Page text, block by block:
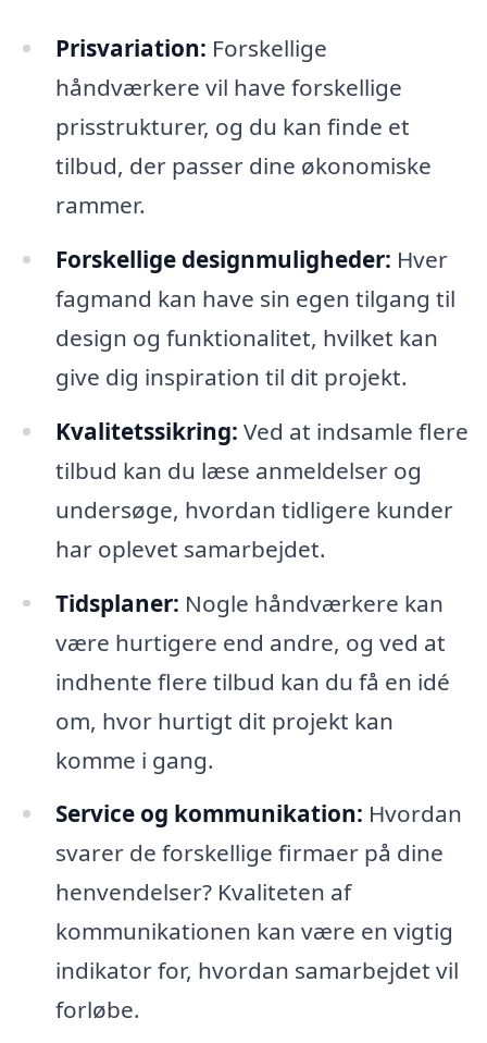
Prisvariation: Forskellige
håndværkere vil have forskellige
prisstrukturer, og du kan finde et
tilbud, der passer dine økonomiske
rammer.
Forskellige designmuligheder: Hver
fagmand kan have sin egen tilgang til
design og funktionalitet, hvilket kan
give dig inspiration til dit projekt.
Kvalitetssikring: Ved at indsamle flere
tilbud kan du læse anmeldelser og
undersøge, hvordan tidligere kunder
har oplevet samarbejdet.
Tidsplaner: Nogle håndværkere kan
være hurtigere end andre, og ved at
indhente flere tilbud kan du få en idé
om, hvor hurtigt dit projekt kan
komme i gang.
Service og kommunikation: Hvordan
svarer de forskellige firmaer på dine
henvendelser? Kvaliteten af
kommunikationen kan være en vigtig
indikator for, hvordan samarbejdet vil
forløbe.